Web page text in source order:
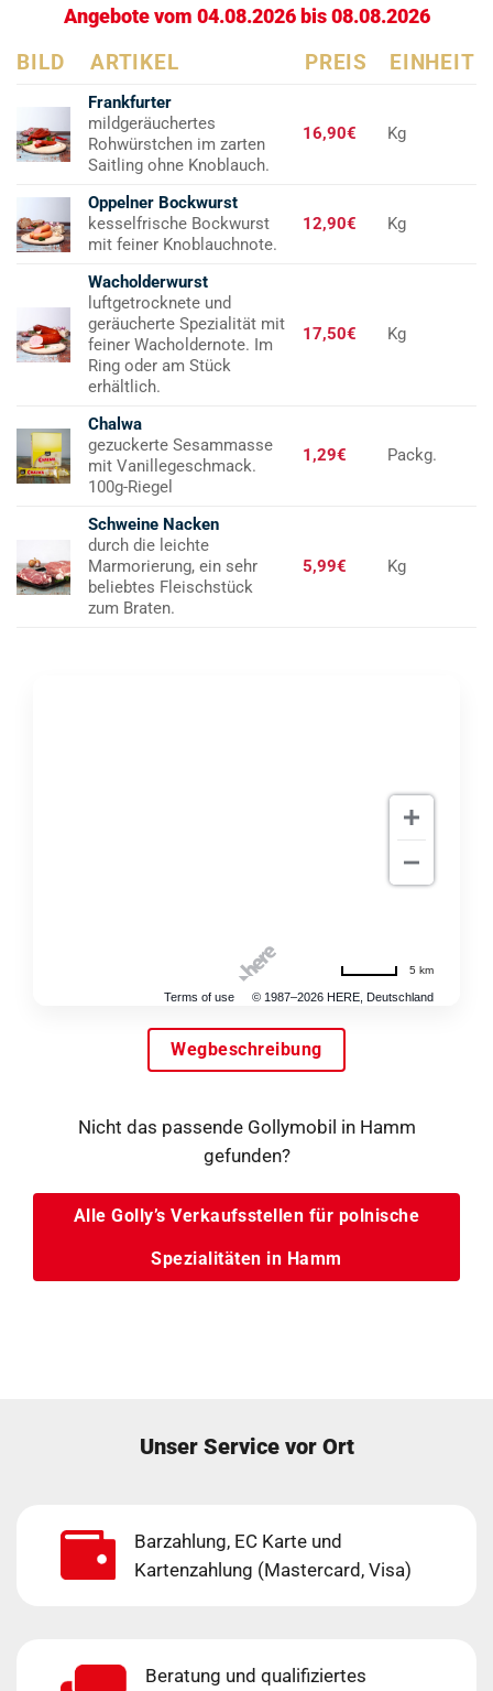
Angebote vom 04.08.2026 bis 08.08.2026
BILD ARTIKEL PREIS EINHEIT
Frankfurter
mildgeräuchertes
Rohwürstchen im zarten
Saitling ohne Knoblauch.
16,90€ Kg
Oppelner Bockwurst
kesselfrische Bockwurst
mit feiner Knoblauchnote.
12,90€ Kg
Wacholderwurst
luftgetrocknete und
geräucherte Spezialität mit
feiner Wacholdernote. Im
Ring oder am Stück
erhältlich.
17,50€ Kg
Chalwa
gezuckerte Sesammasse
mit Vanillegeschmack.
100g-Riegel
1,29€ Packg.
Schweine Nacken
durch die leichte
Marmorierung, ein sehr
beliebtes Fleischstück
zum Braten.
5,99€ Kg
Terms of use © 1987–2026 HERE, Deutschland
5 km
Wegbeschreibung
Nicht das passende Gollymobil in Hamm
gefunden?
Alle Golly’s Verkaufsstellen für polnische
Spezialitäten in Hamm
Unser Service vor Ort
Barzahlung, EC Karte und
Kartenzahlung (Mastercard, Visa)
Beratung und qualifiziertes